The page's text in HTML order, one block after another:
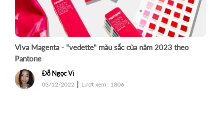
Viva Magenta - "vedette" màu sắc của năm 2023 theo
Pantone
Đỗ Ngọc Vi
03/12/2022 | Lượt xem : 1806